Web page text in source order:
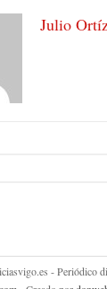
Julio
- Periódico